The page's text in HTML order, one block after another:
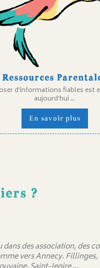
Ressources
d'informations fiables est
aujourd'hui ...
En savoir plus
?
des association, des
vers Annecy.